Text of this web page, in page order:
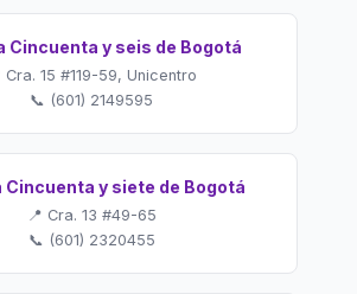
Cincuenta y seis de Bogotá
Cra. 15 #119-59, Unicentro
📞 (601) 2149595
Cincuenta y siete de Bogotá
📍 Cra. 13 #49-65
📞 (601) 2320455